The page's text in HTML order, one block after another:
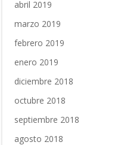
abril 2019
marzo 2019
febrero 2019
enero 2019
diciembre 2018
octubre 2018
septiembre 2018
agosto 2018